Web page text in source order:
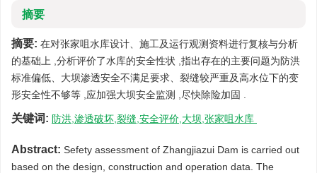
摘要
摘要: 在对张家咀水库设计、施工及运行观测资料进行复核与分析
的基础上 ,分析评价了水库的安全性状 ,指出存在的主要问题为防洪
标准偏低、大坝渗透安全不满足要求、裂缝较严重及高水位下的变
形安全性不够等 ,应加强大坝安全监测 ,尽快除险加固 .
关键词: 防洪,渗透破坏,裂缝,安全评价,大坝,张家咀水库
Abstract: Sefety assessment of Zhangjiazui Dam is carried out
based on the design, construction and operation data. The